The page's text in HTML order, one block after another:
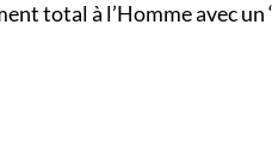
total à l’Homme avec un